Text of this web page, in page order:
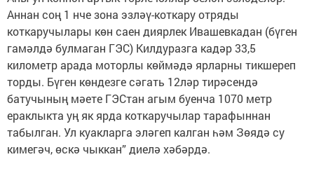
Аннан соң 1 нче зона эзләү-коткару отряды
коткаручылары көн саен диярлек Ивашевкадан (бүген
гамәлдә булмаган ГЭС) Килдуразга кадәр 33,5
километр арада моторлы көймәдә ярларны тикшереп
торды. Бүген көндезге сәгать 12ләр тирәсендә
батучының мәете ГЭСтан агым буенча 1070 метр
ераклыкта уң як ярда коткаручылар тарафыннан
табылган. Ул куакларга эләгеп калган һәм Зөядә су
кимегәч, өскә чыккан” диелә хәбәрдә.